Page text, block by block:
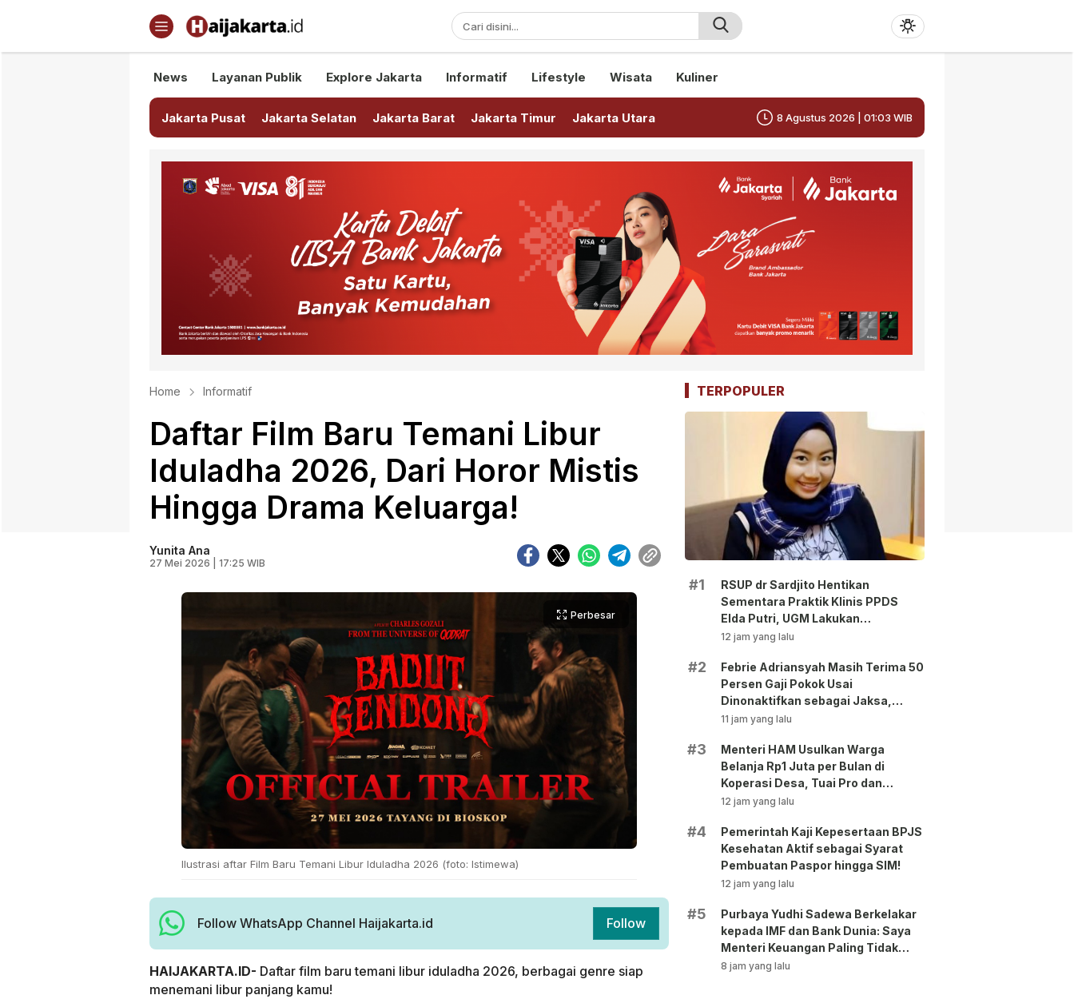
Haijakarta.id
Semua Tentang Jakarta Ada Disini!
News Layanan Publik Explore Jakarta Informatif Lifestyle Wisata Kuliner
Jakarta Pusat Jakarta Selatan Jakarta Barat Jakarta Timur Jakarta Utara 8 Agustus 2026 | 01:03 WIB
Home Informatif
Daftar Film Baru Temani Libur
Iduladha 2026, Dari Horor Mistis
Hingga Drama Keluarga!
Yunita Ana
27 Mei 2026 | 17:25 WIB
Perbesar
Ilustrasi aftar Film Baru Temani Libur Iduladha 2026 (foto: Istimewa)
Follow WhatsApp Channel Haijakarta.id Follow
HAIJAKARTA.ID- Daftar film baru temani libur iduladha 2026, berbagai genre siap
menemani libur panjang kamu!
TERPOPULER
#1
RSUP dr Sardjito Hentikan
Sementara Praktik Klinis PPDS
Elda Putri, UGM Lakukan
Investigasi!
12 jam yang lalu
#2
Febrie Adriansyah Masih Terima 50
Persen Gaji Pokok Usai
Dinonaktifkan sebagai Jaksa,
Tunjangan ASN Dihentikan!
11 jam yang lalu
#3
Menteri HAM Usulkan Warga
Belanja Rp1 Juta per Bulan di
Koperasi Desa, Tuai Pro dan
Kontra!
12 jam yang lalu
#4
Pemerintah Kaji Kepesertaan BPJS
Kesehatan Aktif sebagai Syarat
Pembuatan Paspor hingga SIM!
12 jam yang lalu
#5
Purbaya Yudhi Sadewa Berkelakar
kepada IMF dan Bank Dunia: Saya
Menteri Keuangan Paling Tidak
Beruntung di Dunia!
8 jam yang lalu